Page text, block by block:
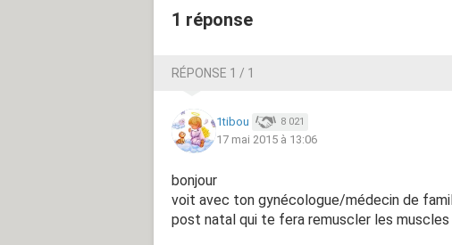
1 réponse
RÉPONSE 1 / 1
1tibou 8 021
17 mai 2015 à 13:06
bonjour
voit avec ton gynécologue/médecin de
post natal qui te fera remuscler les